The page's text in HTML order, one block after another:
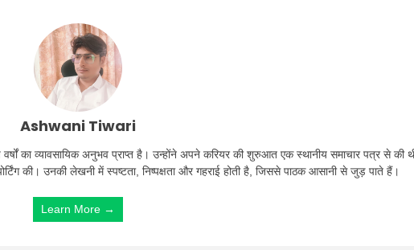
Ashwani Tiwari
का व्यावसायिक अनुभव प्राप्त है। उन्होंने अपने करियर की शुरुआत एक स्थानीय समाचार पत्र से की
की। उनकी लेखनी में स्पष्टता, निष्पक्षता और गहराई होती है, जिससे पाठक आसानी से जुड़ पाते हैं।
Learn More →